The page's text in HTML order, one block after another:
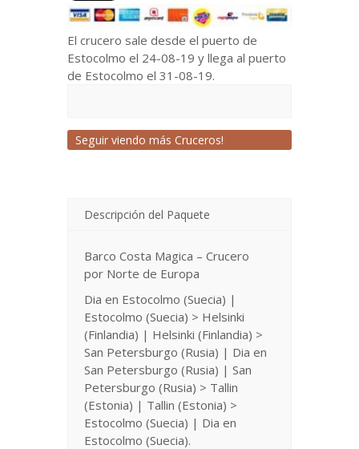
El crucero sale desde el puerto de
Estocolmo el 24-08-19 y llega al puerto
de Estocolmo el 31-08-19.
Seguir viendo más Cruceros!
Descripción del Paquete
Barco Costa Magica – Crucero
por Norte de Europa
Dia en Estocolmo (Suecia) |
Estocolmo (Suecia) > Helsinki
(Finlandia) | Helsinki (Finlandia) >
San Petersburgo (Rusia) | Dia en
San Petersburgo (Rusia) | San
Petersburgo (Rusia) > Tallin
(Estonia) | Tallin (Estonia) >
Estocolmo (Suecia) | Dia en
Estocolmo (Suecia).